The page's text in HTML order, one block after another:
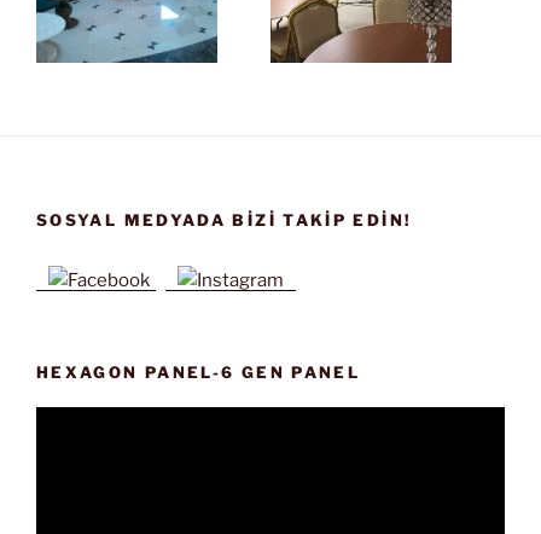
SOSYAL MEDYADA BIZI TAKIP EDIN!
HEXAGON PANEL-6 GEN PANEL